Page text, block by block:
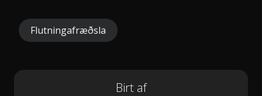
Flutningafræðsla
Birt af